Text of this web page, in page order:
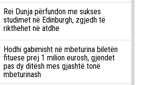
Rei Dunja përfundon me sukses
studimet në Edinburgh, zgjedh të
rikthehet në atdhe
Hodhi gabimisht në mbeturina biletën
fituese prej 1 milion eurosh, gjendet
pas dy ditësh mes gjashtë tonë
mbeturinash